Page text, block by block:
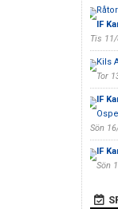
IF
Tis
Kils
Tor
IF
Sön
IF
Sön